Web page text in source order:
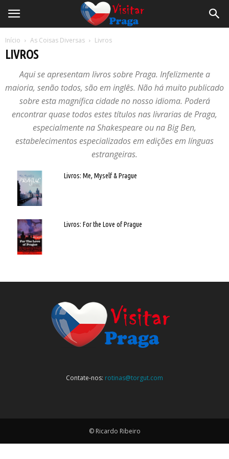
Início As Coisas Diversas Livros
LIVROS
Aqui se apresentam livros sobre Praga. Infelizmente a
maioria, senão todos, são em inglês. Não há muito publicado
sobre esta magnífica cidade no nosso idioma. Poderá
encontrar quase todos estes títulos nas livrarias de Praga,
especialmente na Shakespeare ou na Big Ben,
estabelecimentos especializados em edições em línguas
estrangeiras.
Livros: Me, Myself & Prague
Livros: For the Love of Prague
Contate-nos: rotinas@torgut.com
© Ricardo Ribeiro